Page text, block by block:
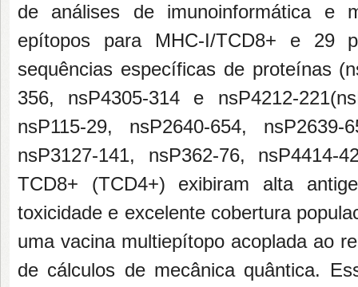
de análises de imunoinformática e
epítopos para MHC-I/TCD8+ e 29
sequências específicas de proteínas
356, nsP4305-314 e nsP4212-
nsP115-29, nsP2640-654,
nsP3127-141, nsP362-76,
TCD8+ (TCD4+) exibiram alta
toxicidade e excelente cobertura
uma vacina multiepítopo acoplada ao
de cálculos de mecânica quântica.